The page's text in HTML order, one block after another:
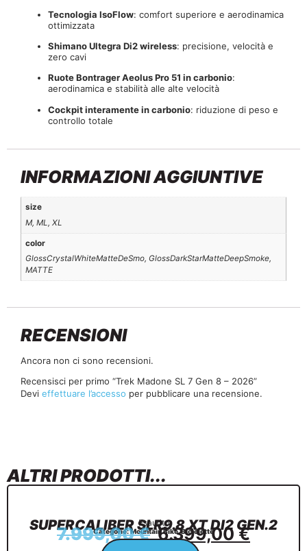
Tecnologia IsoFlow: comfort superiore e aerodinamica
ottimizzata
Shimano Ultegra Di2 wireless: precisione, velocità e
zero cavi
Ruote Bontrager Aeolus Pro 51 in carbonio:
aerodinamica e stabilità alle alte velocità
Cockpit interamente in carbonio: riduzione di peso e
controllo totale
INFORMAZIONI AGGIUNTIVE
size
M, ML, XL
color
GlossCrystalWhiteMatteDeSmo, GlossDarkStarMatteDeepSmoke,
MATTE
RECENSIONI
Ancora non ci sono recensioni.
Recensisci per primo “Trek Madone SL 7 Gen 8 – 2026”
Devi effettuare l’accesso per pubblicare una recensione.
ALTRI PRODOTTI...
Esaurito
SUPERCALIBER SLR9.8 XT DI2 GEN.2
Categorie:Mountain Bike, Biciclette
7.999,00€ 6.399,00€